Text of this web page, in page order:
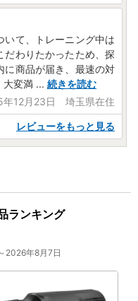
いて、トレーニング中は
だわりたかったため、探
に商品が届き、最速の対
大変満 ... 続きを読む
年12月23日 埼玉県在住
レビューをもっと見る
ランキング
2026年8月7日